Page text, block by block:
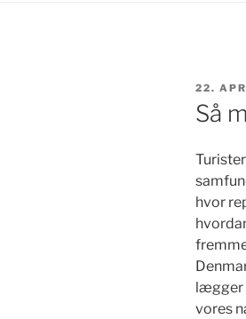
DEN
22.
Så
hvor
lægger
vores